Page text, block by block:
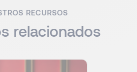
RECURSOS
relacionados